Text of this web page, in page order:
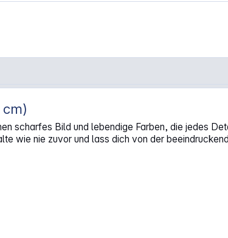
cm)
scharfes Bild und lebendige Farben, die jedes
wie nie zuvor und lass dich von der